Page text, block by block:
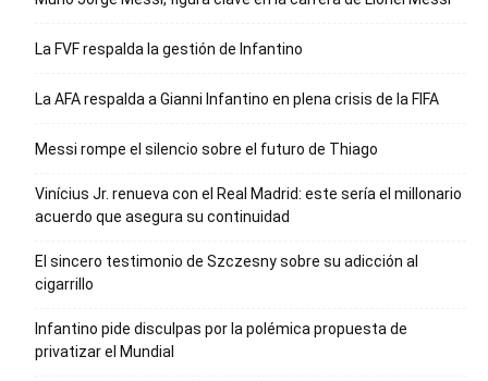
La FVF respalda la gestión de Infantino
La AFA respalda a Gianni Infantino en plena crisis de la FIFA
Messi rompe el silencio sobre el futuro de Thiago
Vinícius Jr. renueva con el Real Madrid: este sería el millonario
acuerdo que asegura su continuidad
El sincero testimonio de Szczesny sobre su adicción al
cigarrillo
Infantino pide disculpas por la polémica propuesta de
privatizar el Mundial